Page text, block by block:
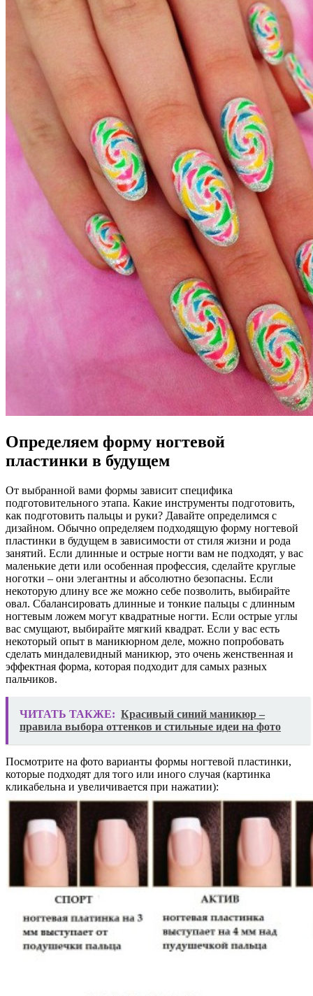
Определяем форму ногтевой
пластинки в будущем
От выбранной вами формы зависит специфика
подготовительного этапа. Какие инструменты подготовить,
как подготовить пальцы и руки? Давайте определимся с
дизайном. Обычно определяем подходящую форму ногтевой
пластинки в будущем в зависимости от стиля жизни и рода
занятий. Если длинные и острые ногти вам не подходят, у вас
маленькие дети или особенная профессия, сделайте круглые
ноготки – они элегантны и абсолютно безопасны. Если
некоторую длину все же можно себе позволить, выбирайте
овал. Сбалансировать длинные и тонкие пальцы с длинным
ногтевым ложем могут квадратные ногти. Если острые углы
вас смущают, выбирайте мягкий квадрат. Если у вас есть
некоторый опыт в маникюрном деле, можно попробовать
сделать миндалевидный маникюр, это очень женственная и
эффектная форма, которая подходит для самых разных
пальчиков.
ЧИТАТЬ ТАКЖЕ: Красивый синий маникюр –
правила выбора оттенков и стильные идеи на фото
Посмотрите на фото варианты формы ногтевой пластинки,
которые подходят для того или иного случая (картинка
кликабельна и увеличивается при нажатии):